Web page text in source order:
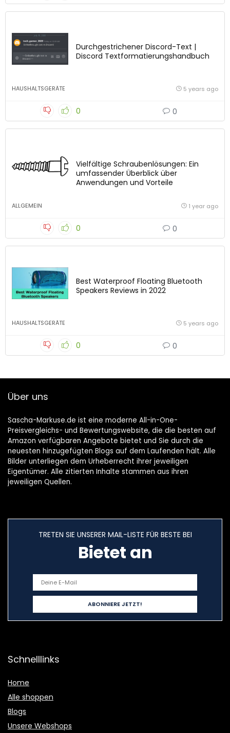
Durchgestrichener Discord-Text |
Discord Textformatierungshandbuch
HAUSHALTSGERÄTE 5 years ago
0 0
Vielfältige Schraubenlösungen: Ein
umfassender Überblick über
Anwendungen und Vorteile
ALLGEMEIN 1 year ago
0 0
Best Waterproof Floating Bluetooth
Speakers Reviews in 2022
HAUSHALTSGERÄTE 5 years ago
0 0
Über uns
Sascha-Markuse.de ist eine moderne All-in-One-
Preisvergleichs- und Bewertungswebsite, die die besten auf
Amazon verfügbaren Angebote bietet und Sie durch die
neuesten hinzugefügten Blogs auf dem Laufenden hält. Alle
Bilder unterliegen dem Urheberrecht ihrer jeweiligen
Eigentümer. Alle zitierten Inhalte stammen aus ihren
jeweiligen Quellen.
TRETEN SIE UNSERER MAIL-LISTE FÜR BESTE BEI
Bietet an
Schnelllinks
Home
Alle shoppen
Blogs
Unsere Webshops